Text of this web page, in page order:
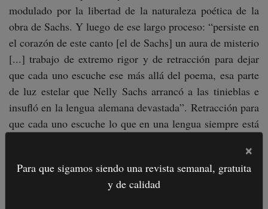
modulado por la libertad de la naturaleza poética de la
obra de Sachs. Y luego de ese largo proceso: “persiste en
el corazón de este canto [el de Sachs] un aura de misterio
[...] trabajo de extremo rigor y de retracción para dejar
que cada uno escuche ese más allá del poema, esa parte
de luz estelar que Nelly Sachs arrancó a las tinieblas e
insufló en la lengua alemana devastada”. Retracción para
que cada uno escuche lo que en una lengua siempre está
Otra experiencia que se narra en el libro es la inmensa
tarea que Gasel llevó a cabo con poetas vietnamitas.
×
Para que sigamos siendo una revista semanal, gratuita
y de calidad